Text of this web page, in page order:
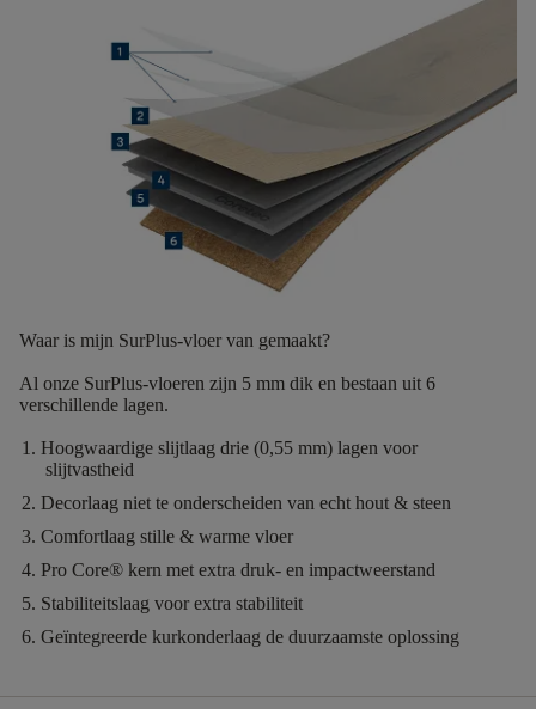
Waar is mijn SurPlus-vloer van gemaakt?
Al onze SurPlus-vloeren zijn 5 mm dik en bestaan uit 6
verschillende lagen.
Hoogwaardige slijtlaag drie (0,55 mm) lagen voor
slijtvastheid
Decorlaag niet te onderscheiden van echt hout & steen
Comfortlaag stille & warme vloer
Pro Core® kern met extra druk- en impactweerstand
Stabiliteitslaag voor extra stabiliteit
Geïntegreerde kurkonderlaag de duurzaamste oplossing